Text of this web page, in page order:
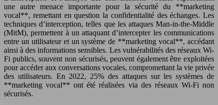
une autre menace importante pour la sécurité du **marketing
vocal**, remettant en question la confidentialité des échanges. Les
techniques d’interception, telles que les attaques Man-in-the-Middle
(MitM), permettent à un attaquant d’intercepter les communications
entre un utilisateur et un système de **marketing vocal**, accédant
ainsi à des informations sensibles. Les vulnérabilités des réseaux Wi-
Fi publics, souvent non sécurisés, peuvent également être exploitées
pour accéder aux conversations vocales, compromettant la vie privée
des utilisateurs. En 2022, 25% des attaques sur les systèmes de
**marketing vocal** ont été réalisées via des réseaux Wi-Fi non
sécurisés.